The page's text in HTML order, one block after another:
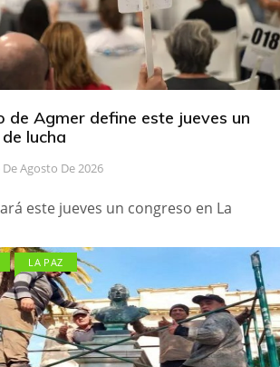
de Agmer define este jueves un
lucha
De Agosto De 2026
este jueves un congreso en La
LA PAZ